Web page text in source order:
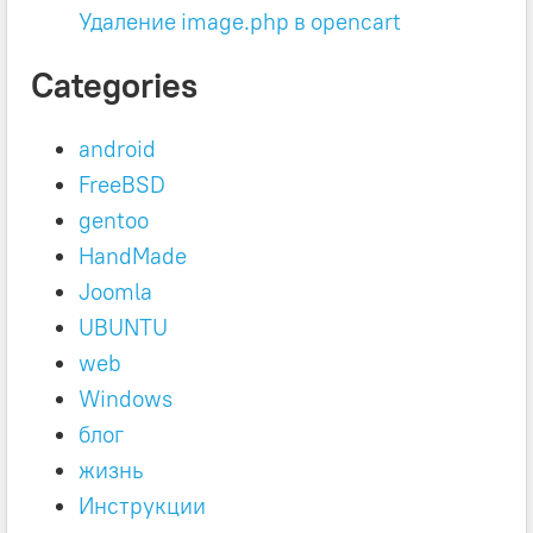
Удаление image.php в opencart
Categories
android
FreeBSD
gentoo
HandMade
Joomla
UBUNTU
web
Windows
блог
жизнь
Инструкции